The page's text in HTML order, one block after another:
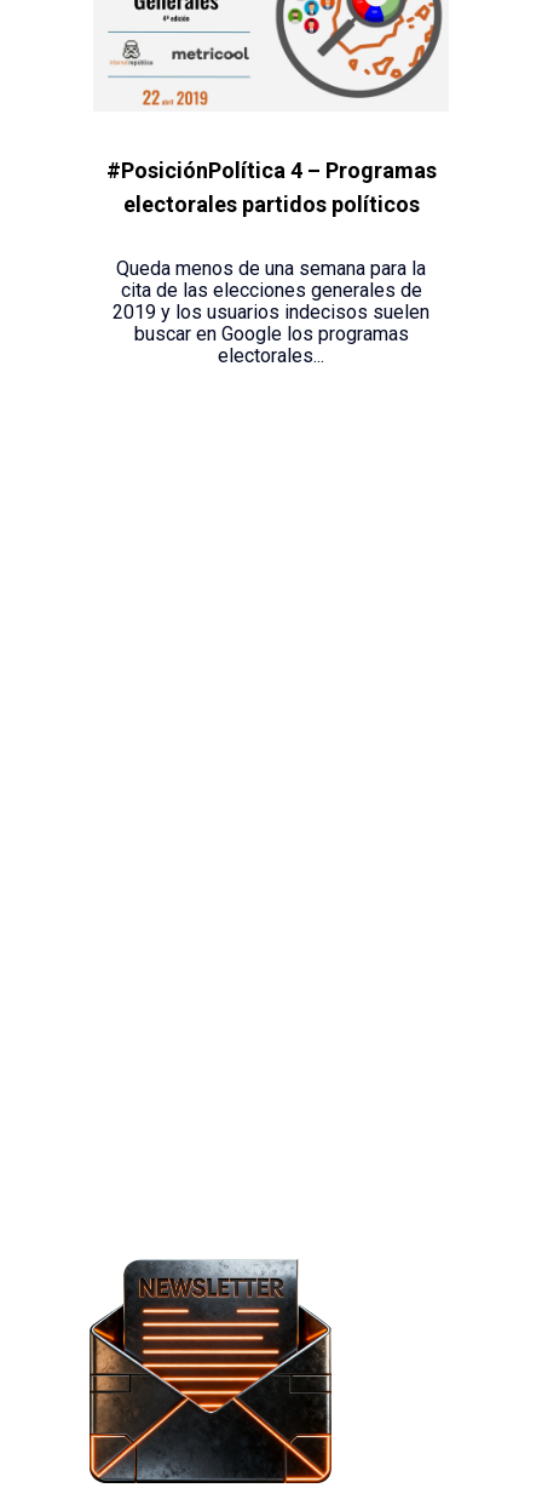
#PosiciónPolítica 4 – Programas
electorales partidos políticos
Queda menos de una semana para la
cita de las elecciones generales de
2019 y los usuarios indecisos suelen
buscar en Google los programas
electorales...